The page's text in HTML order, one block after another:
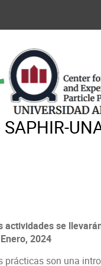
actividades se
2024
prácticas son una